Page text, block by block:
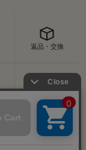
返品・交換
お問い合わせ
↑